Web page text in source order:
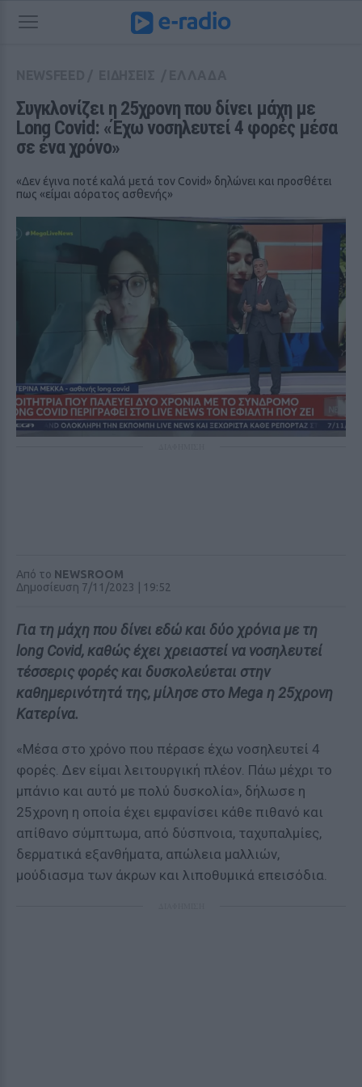
Συγκλονίζει η 25χρονη που δίνει μάχη με
Long Covid: «Έχω νοσηλευτεί 4 φορές μέσα
σε ένα χρόνο»
«Δεν έγινα ποτέ καλά μετά τον Covid» δηλώνει και προσθέτει
πως «είμαι αόρατος ασθενής»
Από το NEWSROOM
Δημοσίευση 7/11/2023 | 19:52
Για τη μάχη που δίνει εδώ και δύο χρόνια με τη
long Covid, καθώς έχει χρειαστεί να νοσηλευτεί
τέσσερις φορές και δυσκολεύεται στην
καθημερινότητά της, μίλησε στο Mega η 25χρονη
Κατερίνα.
«Μέσα στο χρόνο που πέρασε έχω νοσηλευτεί 4
φορές. Δεν είμαι λειτουργική πλέον. Πάω μέχρι το
μπάνιο και αυτό με πολύ δυσκολία», δήλωσε η
25χρονη η οποία έχει εμφανίσει κάθε πιθανό και
απίθανο σύμπτωμα, από δύσπνοια, ταχυπαλμίες,
δερματικά εξανθήματα, απώλεια μαλλιών,
μούδιασμα των άκρων και λιποθυμικά επεισόδια.